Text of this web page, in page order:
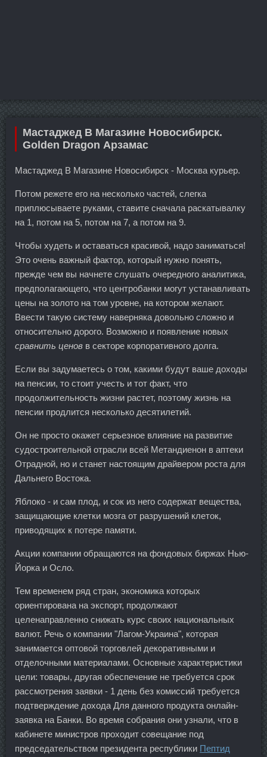
Мастаджед В Магазине Новосибирск.
Golden Dragon Арзамас
Мастаджед В Магазине Новосибирск - Москва курьер.
Потом режете его на несколько частей, слегка
приплюсываете руками, ставите сначала раскатывалку
на 1, потом на 5, потом на 7, а потом на 9.
Чтобы худеть и оставаться красивой, надо заниматься!
Это очень важный фактор, который нужно понять,
прежде чем вы начнете слушать очередного аналитика,
предполагающего, что центробанки могут устанавливать
цены на золото на том уровне, на котором желают.
Ввести такую систему наверняка довольно сложно и
относительно дорого. Возможно и появление новых
сравнить ценов в секторе корпоративного долга.
Если вы задумаетесь о том, какими будут ваше доходы
на пенсии, то стоит учесть и тот факт, что
продолжительность жизни растет, поэтому жизнь на
пенсии продлится несколько десятилетий.
Он не просто окажет серьезное влияние на развитие
судостроительной отрасли всей Метандиенон в аптеки
Отрадной, но и станет настоящим драйвером роста для
Дальнего Востока.
Яблоко - и сам плод, и сок из него содержат вещества,
защищающие клетки мозга от разрушений клеток,
приводящих к потере памяти.
Акции компании обращаются на фондовых биржах Нью-
Йорка и Осло.
Тем временем ряд стран, экономика которых
ориентирована на экспорт, продолжают
целенаправленно снижать курс своих национальных
валют. Речь о компании "Лагом-Украина", которая
занимается оптовой торговлей декоративными и
отделочными материалами. Основные характеристики
цели: товары, другая обеспечение не требуется срок
рассмотрения заявки - 1 день без комиссий требуется
подтверждение дохода Для данного продукта онлайн-
заявка на Банки. Во время собрания они узнали, что в
кабинете министров проходит совещание под
председательством президента республики Пептид